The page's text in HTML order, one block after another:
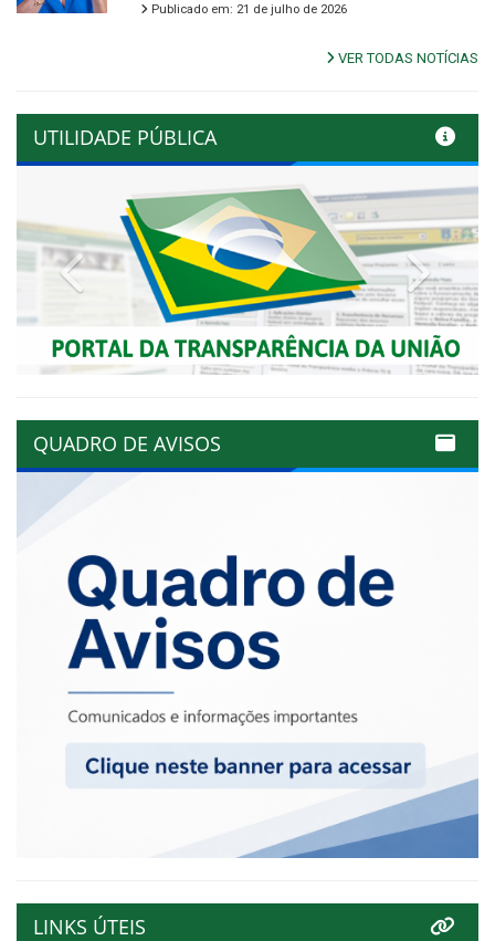
Publicado em: 21 de julho de 2026
VER TODAS NOTÍCIAS
UTILIDADE PÚBLICA
Previous Next
QUADRO DE AVISOS
LINKS ÚTEIS